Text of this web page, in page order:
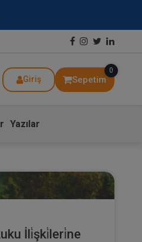
Giriş Sepetim
0
Yazılar
İli̇şki̇leri̇ne